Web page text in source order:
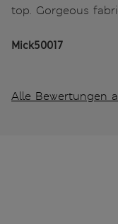
top. Gorgeous
Mick50017
Alle Bewertungen